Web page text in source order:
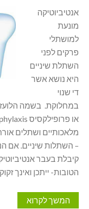
אנטיביוטיקה
מונעת
למושתלי
פרקים לפני
השתלת שיניים
היא נושא אשר
די שנוי
במחלוקת. בשמה
מלאכותיים ושתלים
– השתלות שיניים. אם
קיבלת בעבר
הטובות- ייתכן ואינך
המשך לקרוא